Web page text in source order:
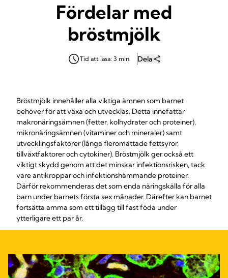
Fördelar med
bröstmjölk
Tid att läsa: 3 min. Dela
Bröstmjölk innehåller alla viktiga ämnen som barnet
behöver för att växa och utvecklas. Detta innefattar
makronäringsämnen (fetter, kolhydrater och proteiner),
mikronäringsämnen (vitaminer och mineraler) samt
utvecklingsfaktorer (långa fleromättade fettsyror,
tillväxtfaktorer och cytokiner). Bröstmjölk ger också ett
viktigt skydd genom att det minskar infektionsrisken, tack
vare antikroppar och infektionshämmande proteiner.
Därför rekommenderas det som enda näringskälla för alla
barn under barnets första sex månader. Därefter kan barnet
fortsätta amma som ett tillägg till fast föda under
ytterligare ett par år.